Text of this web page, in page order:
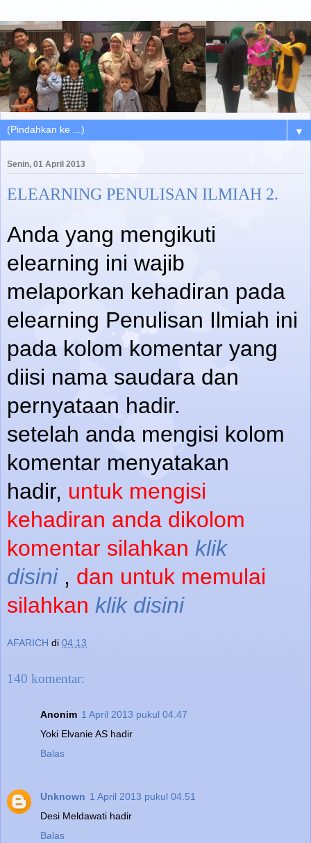
▼
Senin, 01 April 2013
ELEARNING PENULISAN ILMIAH 2.
Anda yang mengikuti
elearning ini wajib
melaporkan kehadiran pada
elearning Penulisan Ilmiah ini
pada kolom komentar yang
diisi nama saudara dan
pernyataan hadir.
setelah anda mengisi kolom
komentar menyatakan
hadir, untuk mengisi
kehadiran anda dikolom
komentar silahkan klik
disini , dan untuk memulai
silahkan klik disini
AFARICH di 04.13
140 komentar:
Anonim 1 April 2013 pukul 04.47
Yoki Elvanie AS hadir
Balas
Unknown 1 April 2013 pukul 04.51
Desi Meldawati hadir
Balas